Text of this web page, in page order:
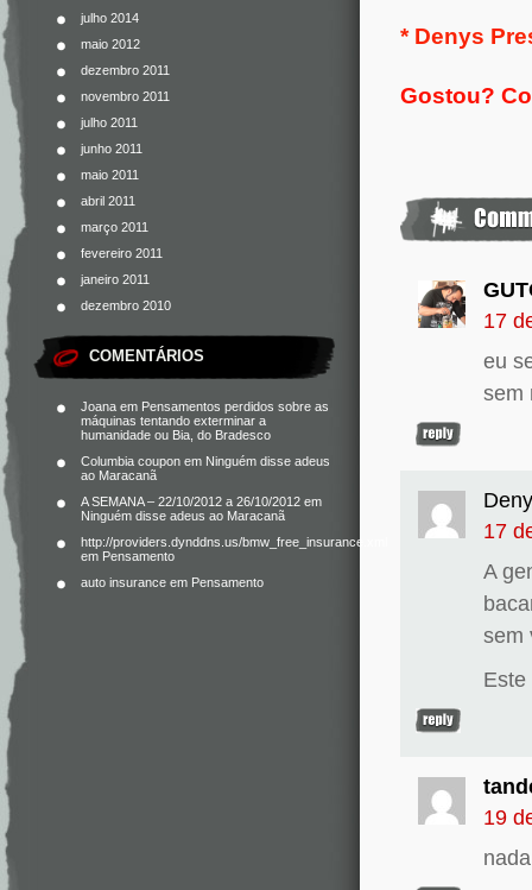
julho 2014
maio 2012
dezembro 2011
novembro 2011
julho 2011
junho 2011
maio 2011
abril 2011
março 2011
fevereiro 2011
janeiro 2011
dezembro 2010
COMENTÁRIOS
Joana em Pensamentos perdidos sobre as
máquinas tentando exterminar a
humanidade ou Bia, do Bradesco
Columbia coupon em Ninguém disse adeus
ao Maracanã
A SEMANA – 22/10/2012 a 26/10/2012 em
Ninguém disse adeus ao Maracanã
http://providers.dynddns.us/bmw_free_insurance.xml
em Pensamento
auto insurance em Pensamento
* Denys
Gostou?
17
eu
sem
17
A
sem
Este
19